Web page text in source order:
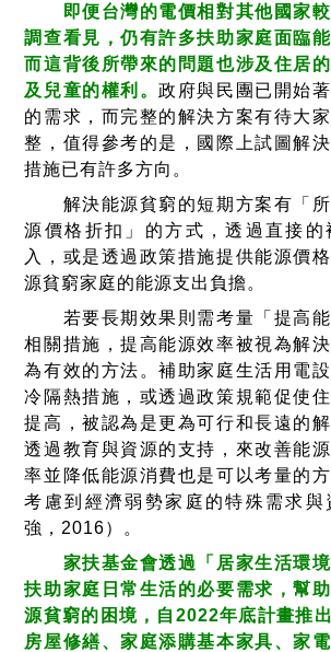
即便台灣的電價相對其他國家
調查看見，仍有許多扶助家庭面臨
而這背後所帶來的問題也涉及住居
及兒童的權利。政府與民團已開始
的需求，而完整的解決方案有待大
整，值得參考的是，國際上試圖解
措施已有許多方向。
解決能源貧窮的短期方案有「所
源價格折扣」的方式，透過直接的
入，或是透過政策措施提供能源價
源貧窮家庭的能源支出負擔。
若要長期效果則需考量「提高能
相關措施，提高能源效率被視為解
為有效的方法。補助家庭生活用電
冷隔熱措施，或透過政策規範促使
提高，被認為是更為可行和長遠的
透過教育與資源的支持，來改善能
率並降低能源消費也是可以考量的
考慮到經濟弱勢家庭的特殊需求與
強，2016）。
家扶基金會透過「居家生活環
扶助家庭日常生活的必要需求，幫
源貧窮的困境，自2022年底計畫推
房屋修繕、家庭添購基本家具、家